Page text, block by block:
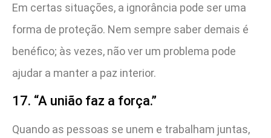
Em certas situações, a ignorância pode ser uma
forma de proteção. Nem sempre saber demais é
benéfico; às vezes, não ver um problema pode
ajudar a manter a paz interior.
17. “A união faz a força.”
Quando as pessoas se unem e trabalham juntas,